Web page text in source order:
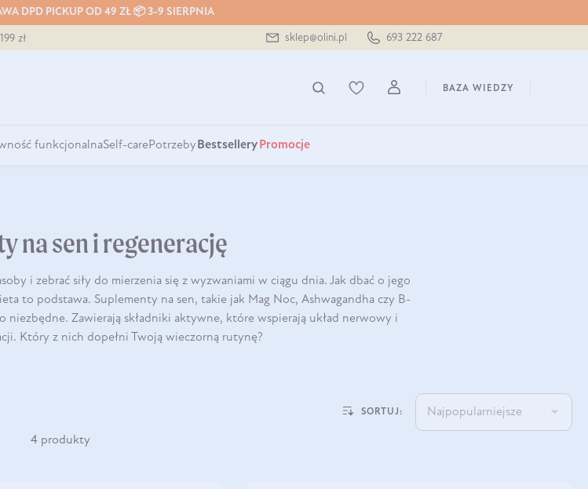
DPD PICKUP OD 49 ZŁ 📦 3-9 SIERPNIA
zł sklep@olini.pl 693 222 687
BAZA WIEDZY
funkcjonalnaSelf-carePotrzeby Bestsellery Promocje
na sen i regenerację
i zebrać siły do mierzenia się z wyzwaniami w ciągu dnia. Jak dbać o jego
to podstawa. Suplementy na sen, takie jak Mag Noc, Ashwagandha czy B-
niezbędne. Zawierają składniki aktywne, które wspierają układ nerwowy i
Który z nich dopełni Twoją wieczorną rutynę?
SORTUJ: Najpopularniejsze
4 produkty